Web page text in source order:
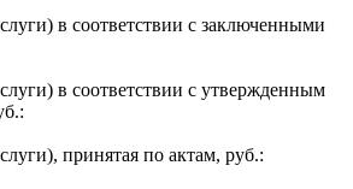
в соответствии с заключенными
в соответствии с утвержденным
принятая по актам, руб.: